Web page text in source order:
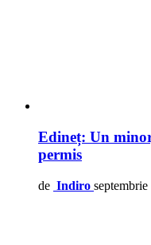
Edineț: Un
permis
de Indiro